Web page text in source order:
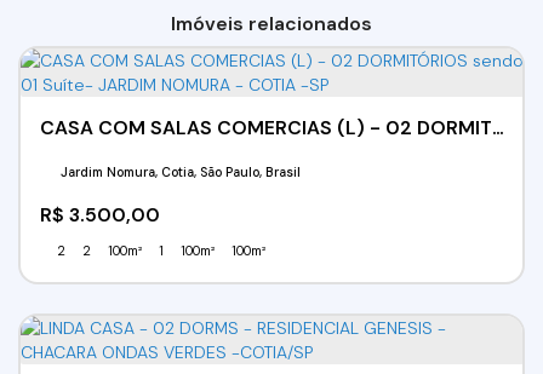
Imóveis relacionados
CASA COM SALAS COMERCIAS (L) - 02 DORMITÓRIOS sendo 01 Suíte- JARDIM NOMURA - COTIA -SP
R$ 3.500,00
Jardim Nomura, Cotia, São Paulo, Brasil
2 2 100m² 1 100m² 100m²